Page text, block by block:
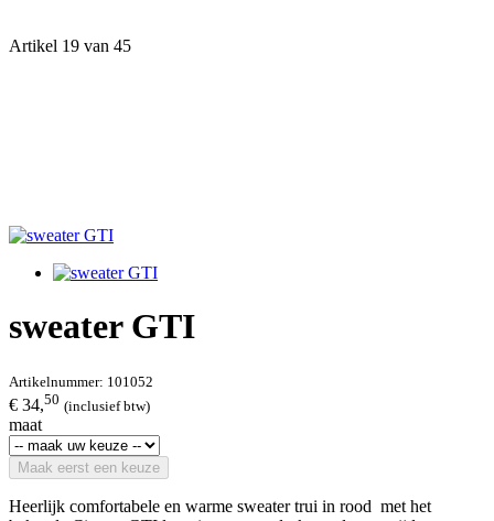
Artikel 19 van 45
sweater GTI
Artikelnummer: 101052
€ 34,50 (inclusief btw)
maat
Maak eerst een keuze
Heerlijk comfortabele en warme sweater trui in rood met het